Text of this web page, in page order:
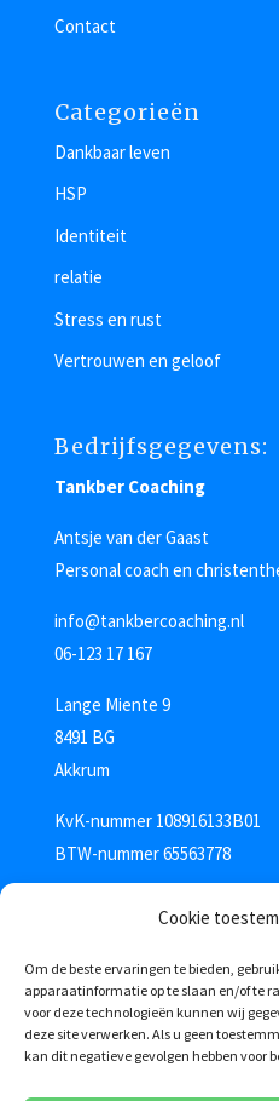
Cookie
Om de beste ervaringen te bieden,
apparaatinformatie op te slaan en/of te
voor deze technologieën kunnen wij
deze site verwerken. Als u geen
kan dit negatieve gevolgen hebben voor
Contact
Categorieën
Dankbaar leven
HSP
Identiteit
relatie
Stress en rust
Vertrouwen en geloof
Bedrijfsgegevens:
Tankber Coaching
Antsje van der Gaast
Personal coach en
info@tankbercoaching.nl
06-123 17 167
Lange Miente 9
8491 BG
Akkrum
KvK-nummer 108916133B01
BTW-nummer 65563778
Algemene voorwaarden